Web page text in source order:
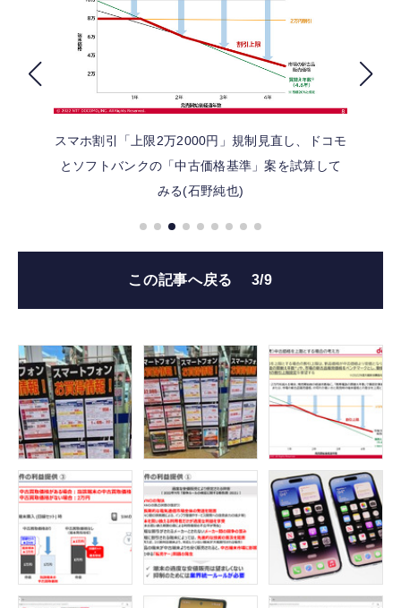
FOLLOW US
スマホ割引「上限2万2000円」規制見直し、ドコモ
とソフトバンクの「中古価格基準」案を試算して
みる(石野純也)
この記事へ戻る 3/9